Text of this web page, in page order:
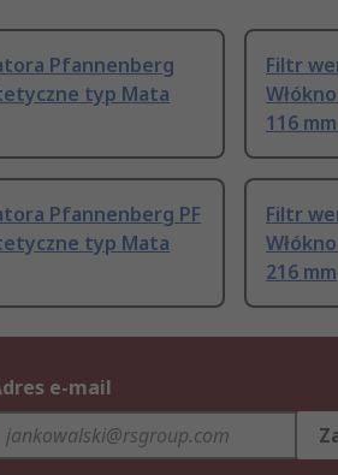
Pfannenberg
typ Mata
Filtr
116
Pfannenberg PF
typ Mata
Filtr
216 mm
e-mail